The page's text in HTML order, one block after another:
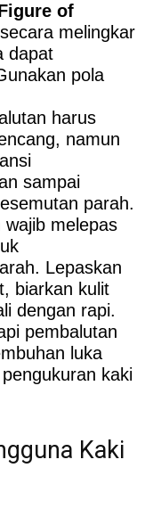
of
melingkar
dapat
pola
harus
namun
sampai
parah.
wajib melepas
Lepaskan
biarkan kulit
dengan rapi.
pembalutan
luka
kaki
Kaki